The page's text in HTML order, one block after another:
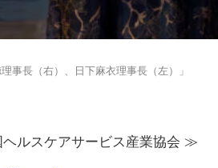
事長（右）、日下麻衣理事長（左）」
ルスケアサービス産業協会 ≫